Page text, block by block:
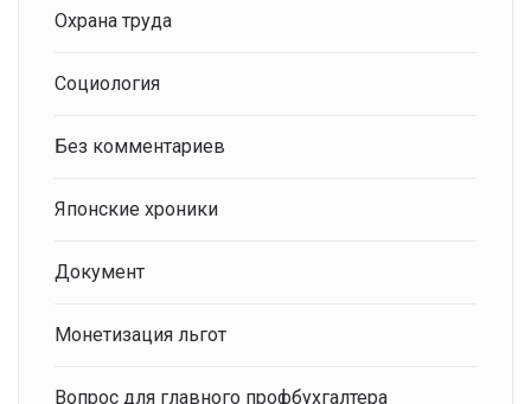
Охрана труда
Социология
Без комментариев
Японские хроники
Документ
Монетизация льгот
Вопрос для главного профбухгалтера